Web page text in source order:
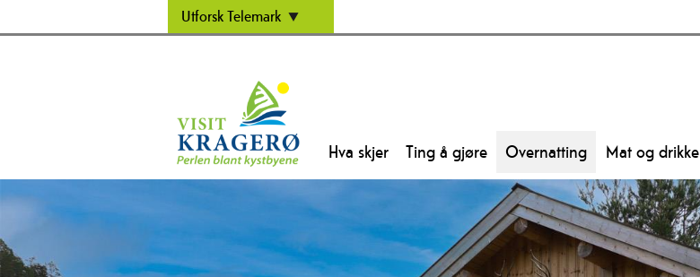
Utforsk Telemark
Hva skjer Ting å gjøre Overnatting Mat og drikke